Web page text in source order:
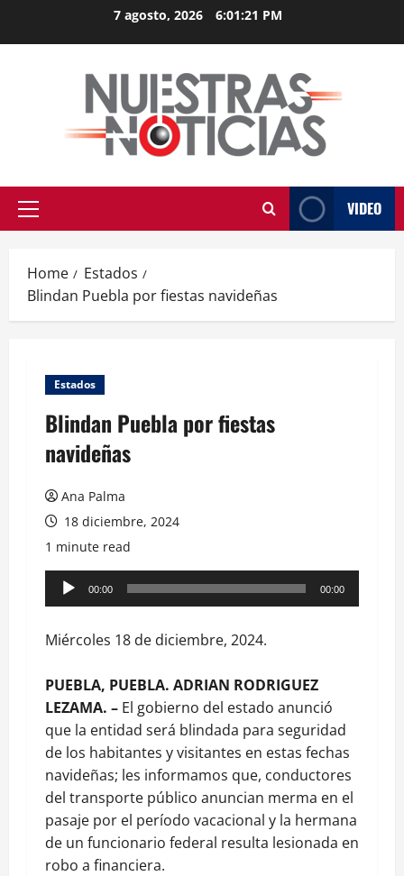
7 agosto, 2026 6:01:21 PM
Primary
VIDEO
Home
Estados
Blindan Puebla por fiestas navideñas
Estados
Blindan Puebla por fiestas
navideñas
Ana Palma
18 diciembre, 2024
1 minute read
Reproductor
de
00:00 00:00
Miércoles 18 de diciembre, 2024.
PUEBLA, PUEBLA. ADRIAN RODRIGUEZ
LEZAMA. – El gobierno del estado anunció
que la entidad será blindada para seguridad
de los habitantes y visitantes en estas fechas
navideñas; les informamos que, conductores
del transporte público anuncian merma en el
pasaje por el período vacacional y la hermana
de un funcionario federal resulta lesionada en
robo a financiera.